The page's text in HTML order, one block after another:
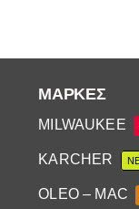
ΜΆΡΚΕΣ
MILWAUKEE
KARCHER
OLEO – MAC